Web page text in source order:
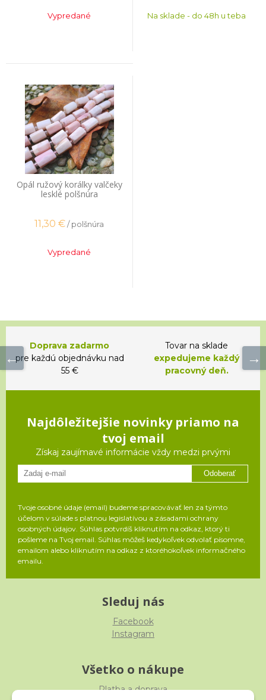
Vypredané Na sklade - do 48h u teba
Opál ružový korálky valčeky
lesklé polšnúra
11,30 €/ polšnúra
Vypredané
Doprava zadarmo
pre každú objednávku nad
55 €
Tovar na sklade
expedujeme každý
pracovný deň.
Najdôležitejšie novinky priamo na
tvoj email
Získaj zaujímavé informácie vždy medzi prvými
Odoberať
Tvoje osobné údaje (email) budeme spracovávať len za týmto
účelom v súlade s platnou legislatívou a zásadami ochrany
osobných údajov. Súhlas potvrdíš kliknutím na odkaz, ktorý ti
pošleme na Tvoj email. Súhlas môžeš kedykoľvek odvolať písomne,
emailom alebo kliknutím na odkaz z ktoréhokoľvek informačného
emailu.
Sleduj nás
Facebook
Instagram
Všetko o nákupe
Platba a doprava